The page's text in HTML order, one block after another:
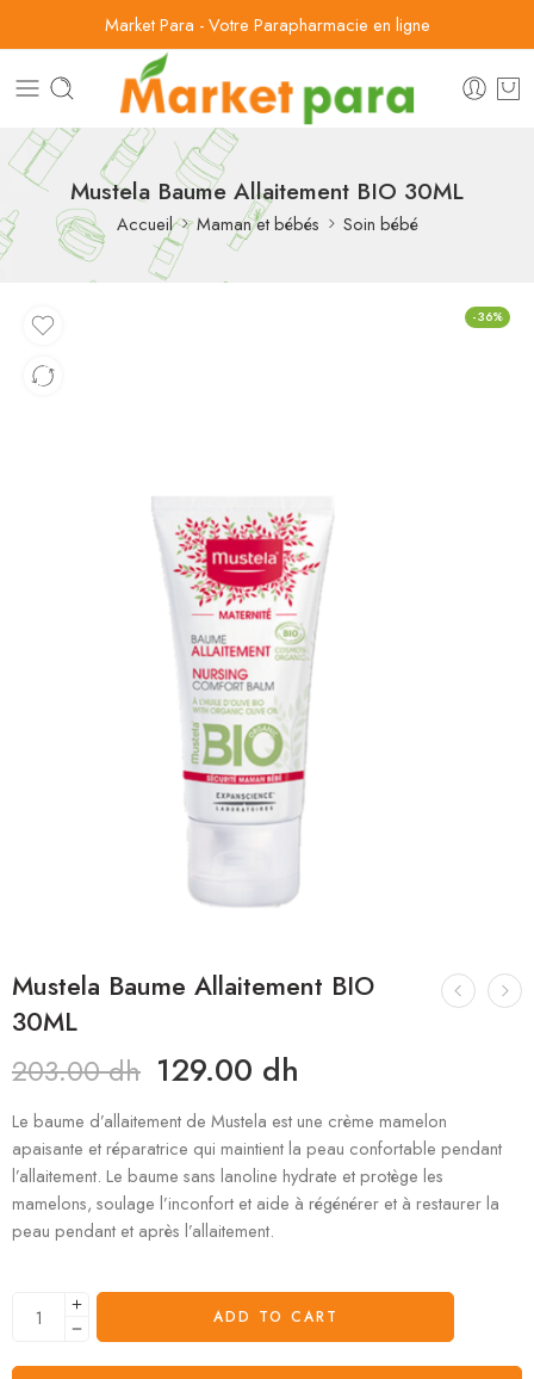
Market Para - Votre Parapharmacie en ligne
Mustela Baume Allaitement BIO 30ML
Accueil Maman et bébés Soin bébé
-36%
Mustela Baume Allaitement BIO
30ML
203.00dh 129.00 dh
Le baume d’allaitement de Mustela est une crème mamelon
apaisante et réparatrice qui maintient la peau confortable pendant
l’allaitement. Le baume sans lanoline hydrate et protège les
mamelons, soulage l’inconfort et aide à régénérer et à restaurer la
peau pendant et après l’allaitement.
ADD TO CART